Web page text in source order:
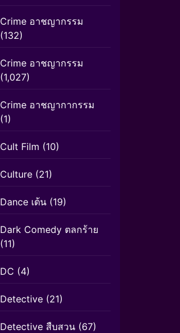
Crime อาชญากรรม
(132)
Crime อาชญากรรม
(1,027)
Crime อาชญากากรรม
(1)
Cult Film (10)
Culture (21)
Dance เต้น (19)
Dark Comedy ตลกร้าย
(11)
DC (4)
Detective (21)
Detective สืบสวน (67)